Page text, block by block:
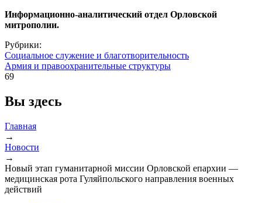
Информационно-аналитический отдел Орловской
митрополии.
Рубрики:
Социальное служение и благотворительность
Армия и правоохранительные структуры
69
Вы здесь
Главная
→
Новости
→
Новый этап гуманитарной миссии Орловской епархии —
медицинская рота Гуляйпольского направления военных
действий